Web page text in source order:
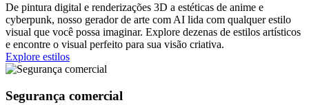
De pintura digital e renderizações 3D a estéticas de anime e
cyberpunk, nosso gerador de arte com AI lida com qualquer estilo
visual que você possa imaginar. Explore dezenas de estilos artísticos
e encontre o visual perfeito para sua visão criativa.
Explore estilos
Segurança comercial